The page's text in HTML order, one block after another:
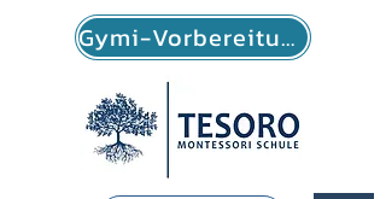
Gymi-Vorbereitung